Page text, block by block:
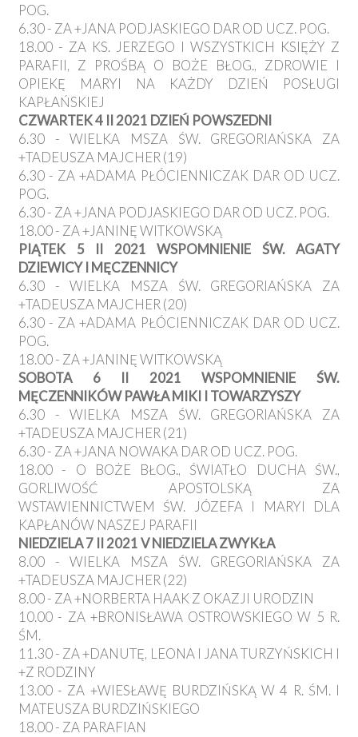
POG.
6.30 - ZA +JANA PODJASKIEGO DAR OD UCZ. POG.
18.00 - ZA KS. JERZEGO I WSZYSTKICH KSIĘŻY Z
PARAFII, Z PROŚBĄ O BOŻE BŁOG., ZDROWIE I
OPIEKĘ MARYI NA KAŻDY DZIEŃ POSŁUGI
KAPŁAŃSKIEJ
CZWARTEK 4 II 2021 DZIEŃ POWSZEDNI
6.30 - WIELKA MSZA ŚW. GREGORIAŃSKA ZA
+TADEUSZA MAJCHER (19)
6.30 - ZA +ADAMA PŁÓCIENNICZAK DAR OD UCZ.
POG.
6.30 - ZA +JANA PODJASKIEGO DAR OD UCZ. POG.
18.00 - ZA +JANINĘ WITKOWSKĄ
PIĄTEK 5 II 2021 WSPOMNIENIE ŚW. AGATY
DZIEWICY I MĘCZENNICY
6.30 - WIELKA MSZA ŚW. GREGORIAŃSKA ZA
+TADEUSZA MAJCHER (20)
6.30 - ZA +ADAMA PŁÓCIENNICZAK DAR OD UCZ.
POG.
18.00 - ZA +JANINĘ WITKOWSKĄ
SOBOTA 6 II 2021 WSPOMNIENIE ŚW.
MĘCZENNIKÓW PAWŁA MIKI I TOWARZYSZY
6.30 - WIELKA MSZA ŚW. GREGORIAŃSKA ZA
+TADEUSZA MAJCHER (21)
6.30 - ZA +JANA NOWAKA DAR OD UCZ. POG.
18.00 - O BOŻE BŁOG., ŚWIATŁO DUCHA ŚW.,
GORLIWOŚĆ APOSTOLSKĄ ZA
WSTAWIENNICTWEM ŚW. JÓZEFA I MARYI DLA
KAPŁANÓW NASZEJ PARAFII
NIEDZIELA 7 II 2021 V NIEDZIELA ZWYKŁA
8.00 - WIELKA MSZA ŚW. GREGORIAŃSKA ZA
+TADEUSZA MAJCHER (22)
8.00 - ZA +NORBERTA HAAK Z OKAZJI URODZIN
10.00 - ZA +BRONISŁAWA OSTROWSKIEGO W 5 R.
ŚM.
11.30 - ZA +DANUTĘ, LEONA I JANA TURZYŃSKICH I
+Z RODZINY
13.00 - ZA +WIESŁAWĘ BURDZIŃSKĄ W 4 R. ŚM. I
MATEUSZA BURDZIŃSKIEGO
18.00 - ZA PARAFIAN